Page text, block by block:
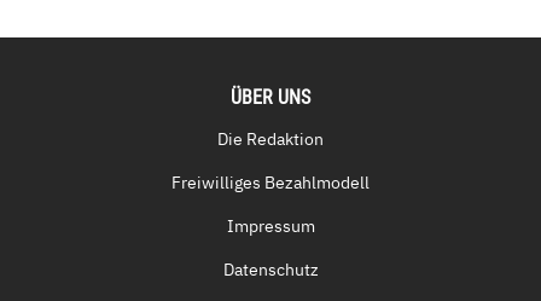
ÜBER UNS
Die Redaktion
Freiwilliges Bezahlmodell
Impressum
Datenschutz